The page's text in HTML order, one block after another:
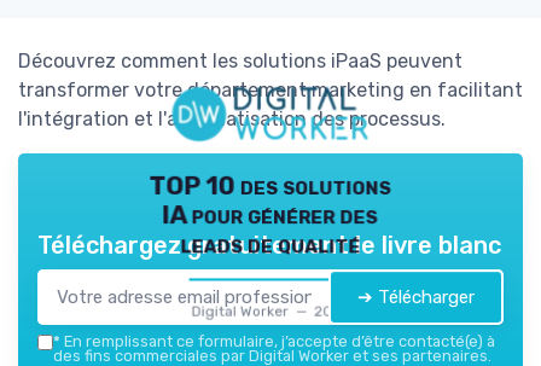
Découvrez comment les solutions iPaaS peuvent
transformer votre département marketing en facilitant
l'intégration et l'automatisation des processus.
TOP 10 des solutions
IA pour générer des
leads de qualité
Digital Worker — 2026
Téléchargez gratuitement le livre blanc
➔ Télécharger
* En remplissant ce formulaire, j’accepte d’être contacté(e) à
des fins commerciales par Digital Worker et ses partenaires.